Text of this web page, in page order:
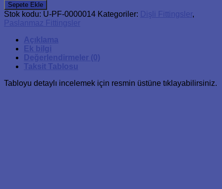
Sepete Ekle
Stok kodu: U-PF-0000014 Kategoriler: Dişli Fittingsler,
Paslanmaz Fittingsler
Açıklama
Ek bilgi
Değerlendirmeler (0)
Taksit Tablosu
Tabloyu detaylı incelemek için resmin üstüne tıklayabilirsiniz.